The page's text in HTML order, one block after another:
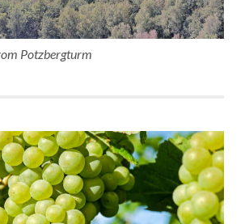
Potzbergturm